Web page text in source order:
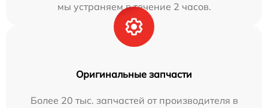
мы устраняем в течение 2 часов.
Оригинальные запчасти
Более 20 тыс. запчастей от производителя в